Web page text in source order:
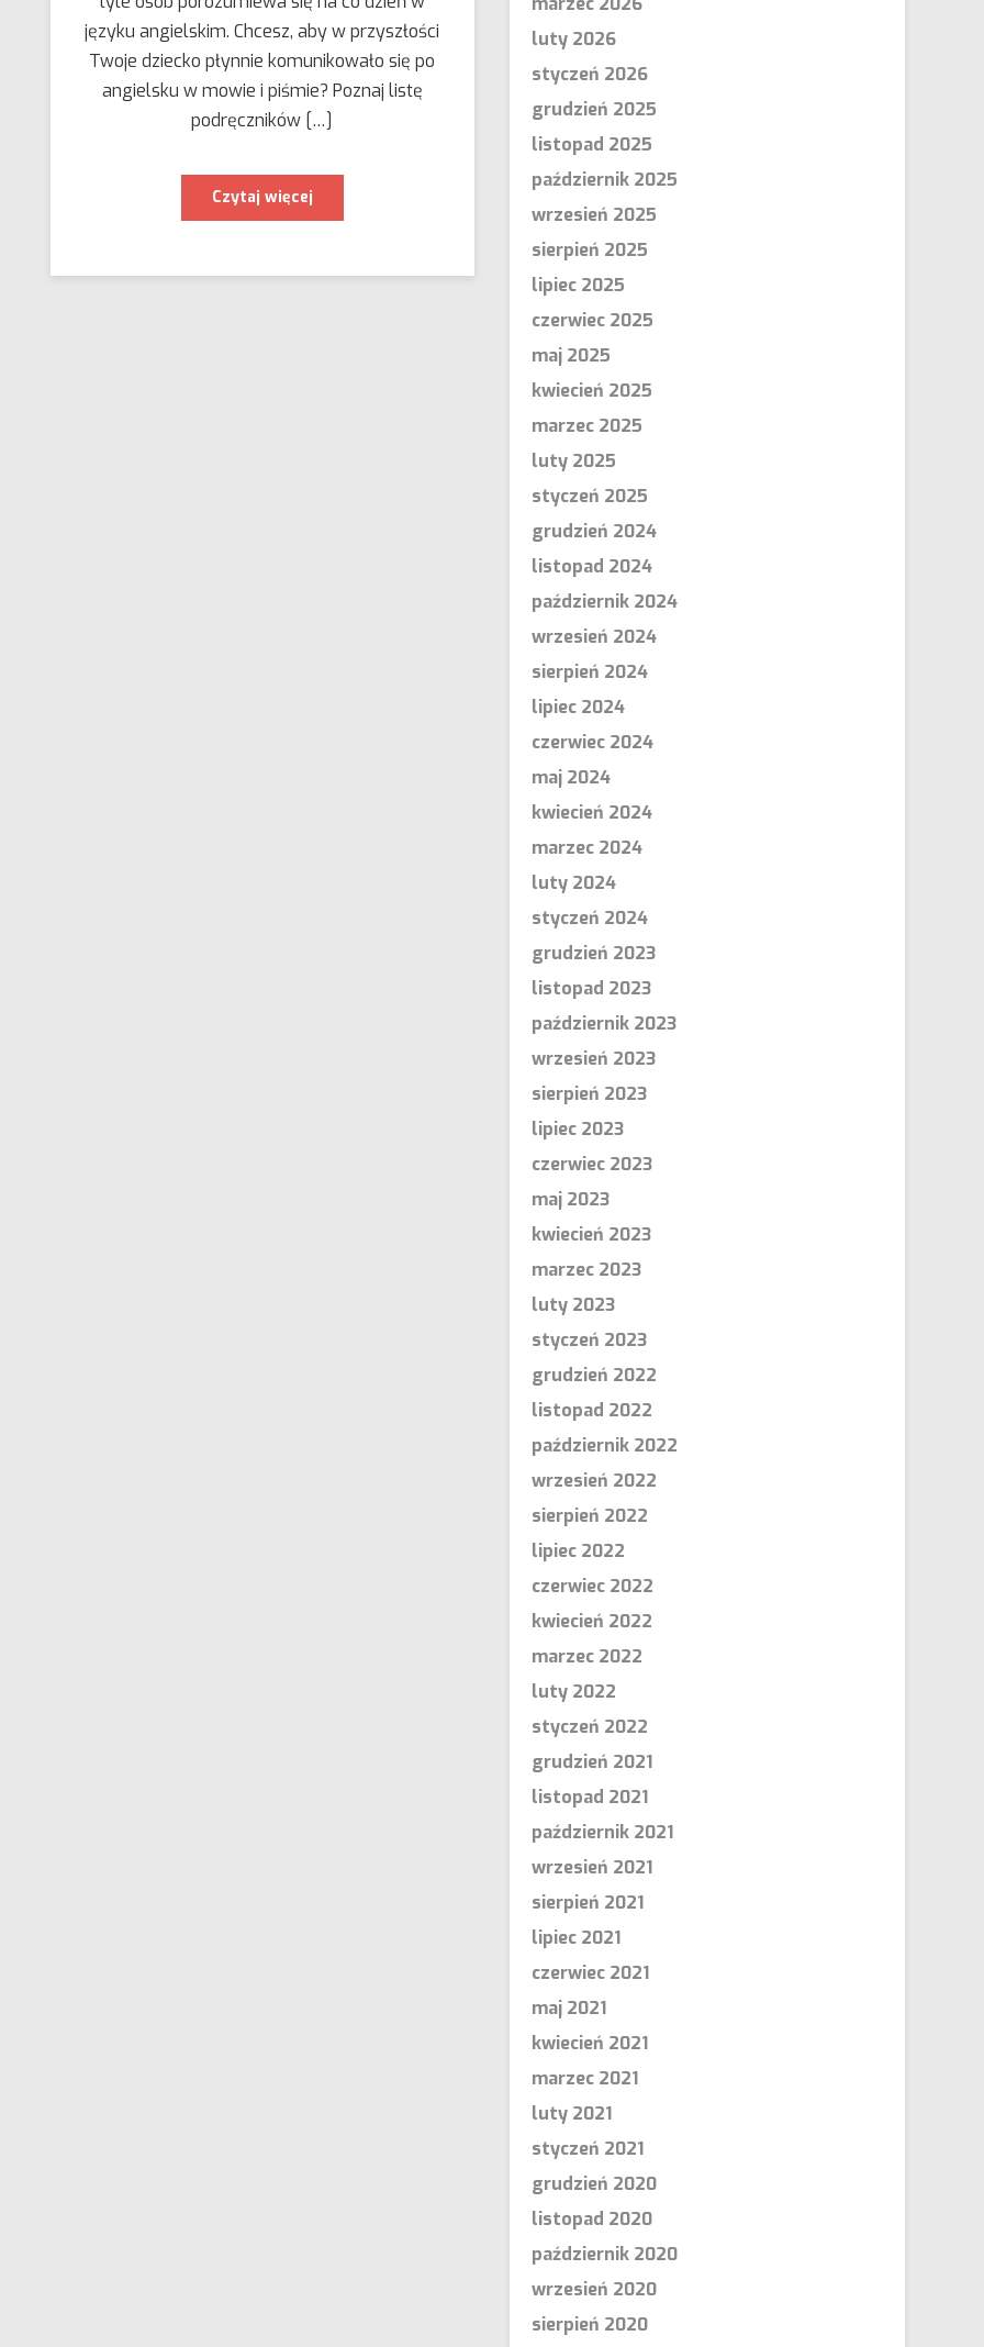
języku angielskim. Chcesz, aby w przyszłości
Twoje dziecko płynnie komunikowało się po
angielsku w mowie i piśmie? Poznaj listę
podręczników […]
Czytaj więcejJakie
podręczniki
do
kupić
luty 2026
styczeń 2026
grudzień 2025
listopad 2025
październik 2025
wrzesień 2025
sierpień 2025
lipiec 2025
czerwiec 2025
maj 2025
kwiecień 2025
marzec 2025
luty 2025
styczeń 2025
grudzień 2024
listopad 2024
październik 2024
wrzesień 2024
sierpień 2024
lipiec 2024
czerwiec 2024
maj 2024
kwiecień 2024
marzec 2024
luty 2024
styczeń 2024
grudzień 2023
listopad 2023
październik 2023
wrzesień 2023
sierpień 2023
lipiec 2023
czerwiec 2023
maj 2023
kwiecień 2023
marzec 2023
luty 2023
styczeń 2023
grudzień 2022
listopad 2022
październik 2022
wrzesień 2022
sierpień 2022
lipiec 2022
czerwiec 2022
kwiecień 2022
marzec 2022
luty 2022
styczeń 2022
grudzień 2021
listopad 2021
październik 2021
wrzesień 2021
sierpień 2021
lipiec 2021
czerwiec 2021
maj 2021
kwiecień 2021
marzec 2021
luty 2021
styczeń 2021
grudzień 2020
listopad 2020
październik 2020
wrzesień 2020
sierpień 2020